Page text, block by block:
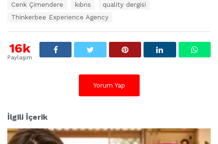
r
Cenk Çimendere
kıbrıs
quality dergisi
Thinkerbee Experience Agency
16k
Paylaşım
Yorum Yap
İlgili İçerik